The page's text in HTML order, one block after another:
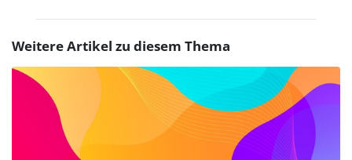
Weitere Artikel zu diesem Thema